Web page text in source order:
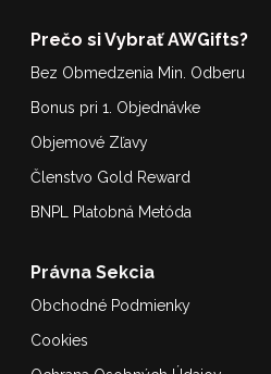
Prečo si Vybrať AWGifts?
Bez Obmedzenia Min. Odberu
Bonus pri 1. Objednávke
Objemové Zľavy
Členstvo Gold Reward
BNPL Platobná Metóda
Právna Sekcia
Obchodné Podmienky
Cookies